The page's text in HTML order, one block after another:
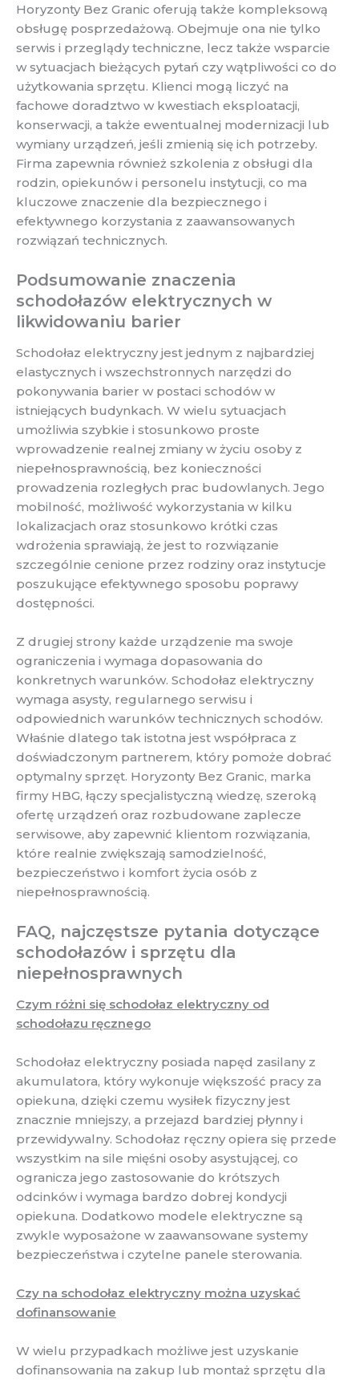
Horyzonty Bez Granic oferują także kompleksową
obsługę posprzedażową. Obejmuje ona nie tylko
serwis i przeglądy techniczne, lecz także wsparcie
w sytuacjach bieżących pytań czy wątpliwości co do
użytkowania sprzętu. Klienci mogą liczyć na
fachowe doradztwo w kwestiach eksploatacji,
konserwacji, a także ewentualnej modernizacji lub
wymiany urządzeń, jeśli zmienią się ich potrzeby.
Firma zapewnia również szkolenia z obsługi dla
rodzin, opiekunów i personelu instytucji, co ma
kluczowe znaczenie dla bezpiecznego i
efektywnego korzystania z zaawansowanych
rozwiązań technicznych.
Podsumowanie znaczenia
schodołazów elektrycznych w
likwidowaniu barier
Schodołaz elektryczny jest jednym z najbardziej
elastycznych i wszechstronnych narzędzi do
pokonywania barier w postaci schodów w
istniejących budynkach. W wielu sytuacjach
umożliwia szybkie i stosunkowo proste
wprowadzenie realnej zmiany w życiu osoby z
niepełnosprawnością, bez konieczności
prowadzenia rozległych prac budowlanych. Jego
mobilność, możliwość wykorzystania w kilku
lokalizacjach oraz stosunkowo krótki czas
wdrożenia sprawiają, że jest to rozwiązanie
szczególnie cenione przez rodziny oraz instytucje
poszukujące efektywnego sposobu poprawy
dostępności.
Z drugiej strony każde urządzenie ma swoje
ograniczenia i wymaga dopasowania do
konkretnych warunków. Schodołaz elektryczny
wymaga asysty, regularnego serwisu i
odpowiednich warunków technicznych schodów.
Właśnie dlatego tak istotna jest współpraca z
doświadczonym partnerem, który pomoże dobrać
optymalny sprzęt. Horyzonty Bez Granic, marka
firmy HBG, łączy specjalistyczną wiedzę, szeroką
ofertę urządzeń oraz rozbudowane zaplecze
serwisowe, aby zapewnić klientom rozwiązania,
które realnie zwiększają samodzielność,
bezpieczeństwo i komfort życia osób z
niepełnosprawnością.
FAQ, najczęstsze pytania dotyczące
schodołazów i sprzętu dla
niepełnosprawnych
Czym różni się schodołaz elektryczny od
schodołazu ręcznego
Schodołaz elektryczny posiada napęd zasilany z
akumulatora, który wykonuje większość pracy za
opiekuna, dzięki czemu wysiłek fizyczny jest
znacznie mniejszy, a przejazd bardziej płynny i
przewidywalny. Schodołaz ręczny opiera się przede
wszystkim na sile mięśni osoby asystującej, co
ogranicza jego zastosowanie do krótszych
odcinków i wymaga bardzo dobrej kondycji
opiekuna. Dodatkowo modele elektryczne są
zwykle wyposażone w zaawansowane systemy
bezpieczeństwa i czytelne panele sterowania.
Czy na schodołaz elektryczny można uzyskać
dofinansowanie
W wielu przypadkach możliwe jest uzyskanie
dofinansowania na zakup lub montaż sprzętu dla